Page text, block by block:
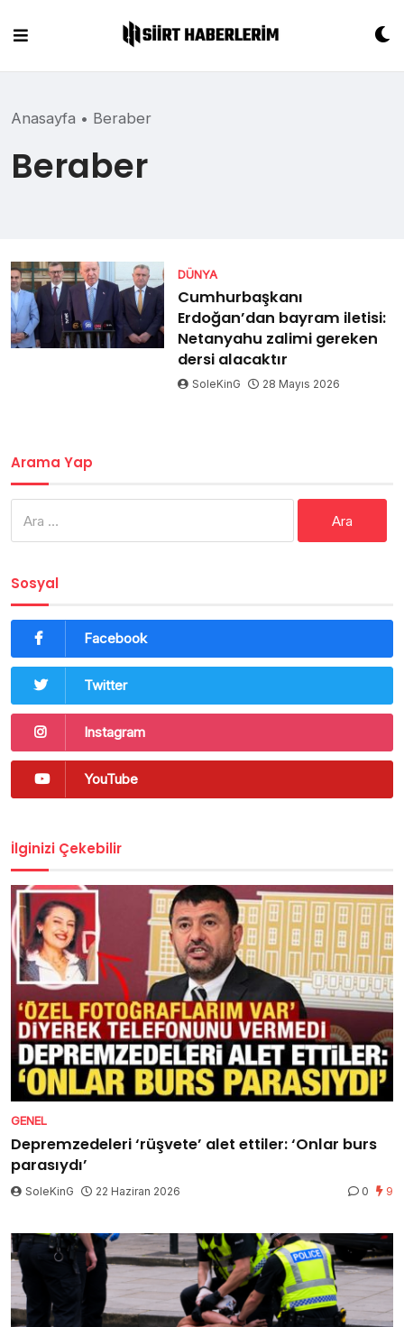
content
Anasayfa • Beraber
Beraber
DÜNYA
Cumhurbaşkanı
Erdoğan’dan bayram iletisi:
Netanyahu zalimi gereken
dersi alacaktır
SoleKinG 28 Mayıs 2026
Arama Yap
Sosyal
Facebook
Twitter
Instagram
YouTube
İlginizi Çekebilir
GENEL
Depremzedeleri ‘rüşvete’ alet ettiler: ‘Onlar burs
parasıydı’
SoleKinG 22 Haziran 2026 0 9